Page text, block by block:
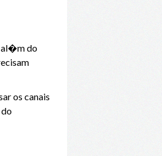
al�m do
os canais